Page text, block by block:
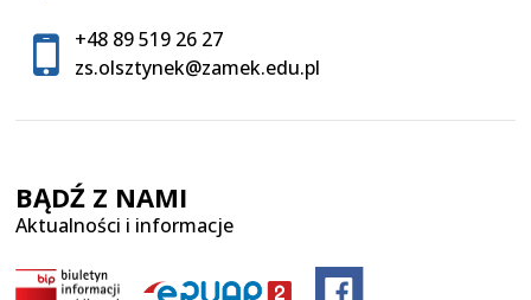
+48 89 519 26 27
zs.olsztynek@zamek.edu.pl
BĄDŹ Z NAMI
Aktualności i informacje